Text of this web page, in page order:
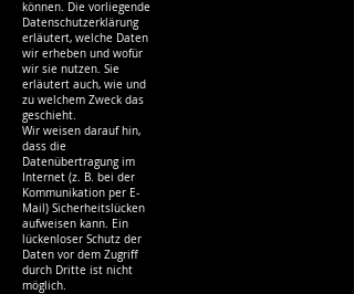
können. Die vorliegende
Datenschutzerklärung
erläutert, welche Daten
wir erheben und wofür
wir sie nutzen. Sie
erläutert auch, wie und
zu welchem Zweck das
geschieht.
Wir weisen darauf hin,
dass die
Datenübertragung im
Internet (z. B. bei der
Kommunikation per E-
Mail) Sicherheitslücken
aufweisen kann. Ein
lückenloser Schutz der
Daten vor dem Zugriff
durch Dritte ist nicht
möglich.